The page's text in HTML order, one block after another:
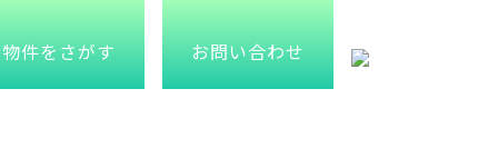
物件をさがす お問い合わせ